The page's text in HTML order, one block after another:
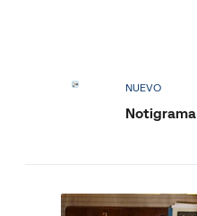
NUEVO
Notigrama